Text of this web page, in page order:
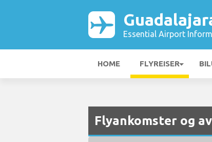
Essential Airport
HOME FLYREISER
Flyankomster og